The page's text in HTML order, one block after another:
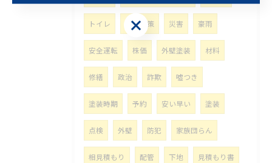
トイレ 台風対策 災害 豪雨
安全運転 株価 外壁塗装 材料
修繕 政治 詐欺 噓つき
塗装時期 予約 安い早い 塗装
点検 外壁 防犯 家族団らん
相見積もり 配管 下地 見積もり書
お気軽にご相談ください